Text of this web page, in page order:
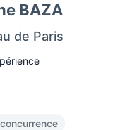
BAZA
de Paris